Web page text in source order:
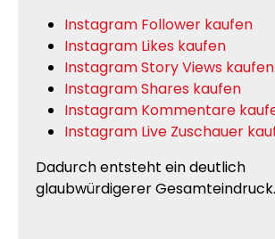
Instagram Follower kaufen
Instagram Likes kaufen
Instagram Story Views kaufen
Instagram Shares kaufen
Instagram Kommentare
Instagram Live Zuschauer
Dadurch entsteht ein deutlich
glaubwürdigerer Gesamteindruck.